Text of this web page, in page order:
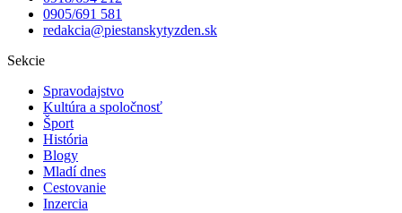
0905/691 581
redakcia@piestanskytyzden.sk
Sekcie
Spravodajstvo
Kultúra a spoločnosť
Šport
História
Blogy
Mladí dnes
Cestovanie
Inzercia